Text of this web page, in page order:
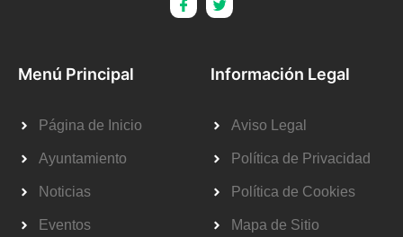
Menú Principal
Página de Inicio
Ayuntamiento
Noticias
Eventos
Información Legal
Aviso Legal
Política de Privacidad
Política de Cookies
Mapa de Sitio